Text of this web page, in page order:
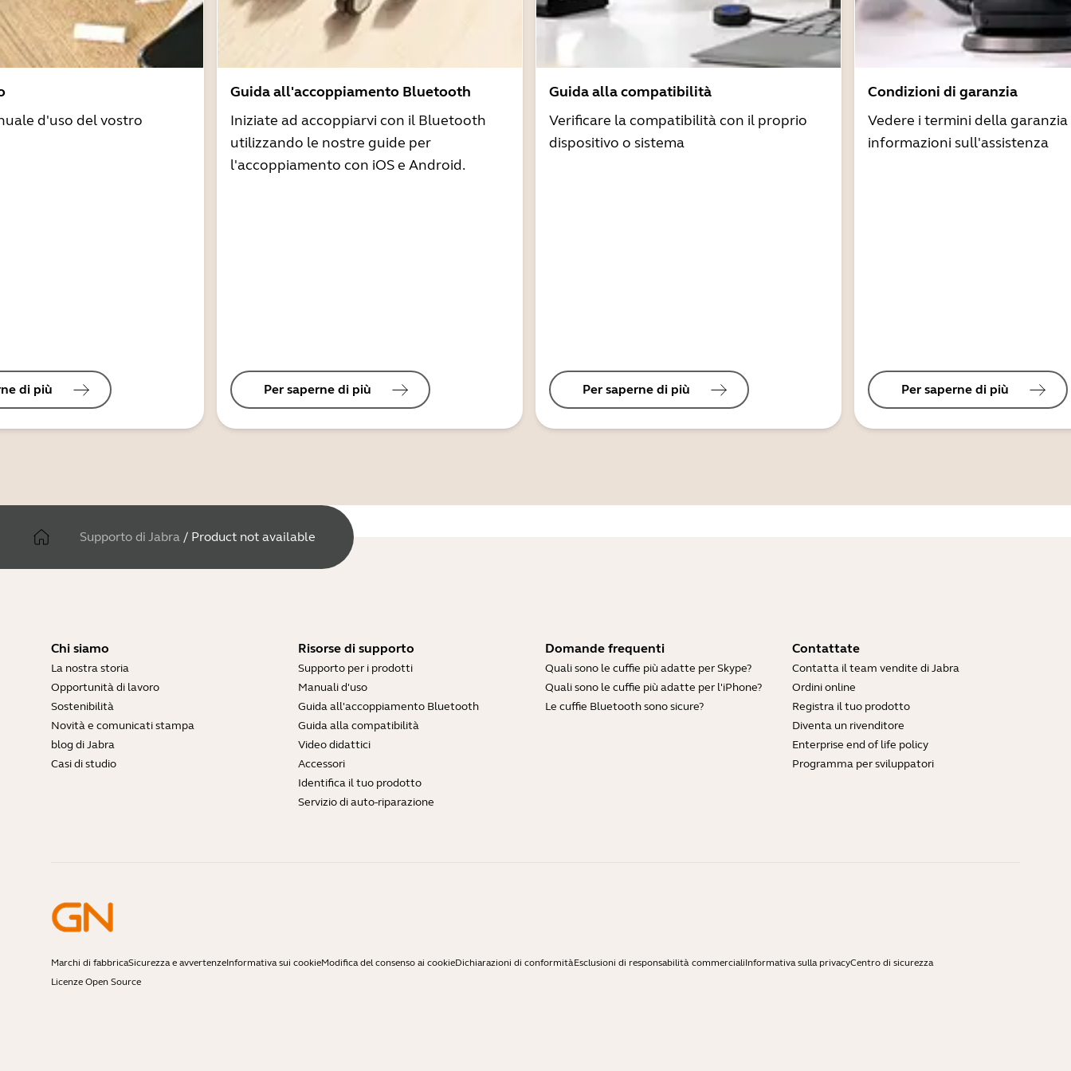
d'uso del vostro
di più
Guida all'accoppiamento Bluetooth
Iniziate ad accoppiarvi con il Bluetooth
utilizzando le nostre guide per
l'accoppiamento con iOS e Android.
Per saperne di più
Guida alla compatibilità
Verificare la compatibilità con il proprio
dispositivo o sistema
Per saperne di più
Condizioni di garanzia
Vedere i termini della garanzia
informazioni sull'assistenza
Per saperne di più
Supporto di Jabra / Product not available
Chi siamo
La nostra storia
Opportunità di lavoro
Sostenibilità
Novità e comunicati stampa
blog di Jabra
Casi di studio
Risorse di supporto
Supporto per i prodotti
Manuali d'uso
Guida all'accoppiamento Bluetooth
Guida alla compatibilità
Video didattici
Accessori
Identifica il tuo prodotto
Servizio di auto-riparazione
Domande frequenti
Quali sono le cuffie più adatte per Skype?
Quali sono le cuffie più adatte per l'iPhone?
Le cuffie Bluetooth sono sicure?
Contattate
Contatta il team vendite di Jabra
Ordini online
Registra il tuo prodotto
Diventa un rivenditore
Enterprise end of life policy
Programma per sviluppatori
Marchi di fabbricaSicurezza e avvertenzeInformativa sui cookieModifica del consenso ai cookieDichiarazioni di conformitàEsclusioni di responsabilità commercialiInformativa sulla privacyCentro di sicurezza
Licenze Open Source